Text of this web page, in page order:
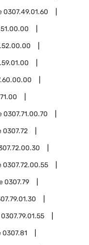
0307.49.01.60
0307.71.00.70
0307.72
0307.72.00.55
0307.79
0307.79.01.55
0307.81